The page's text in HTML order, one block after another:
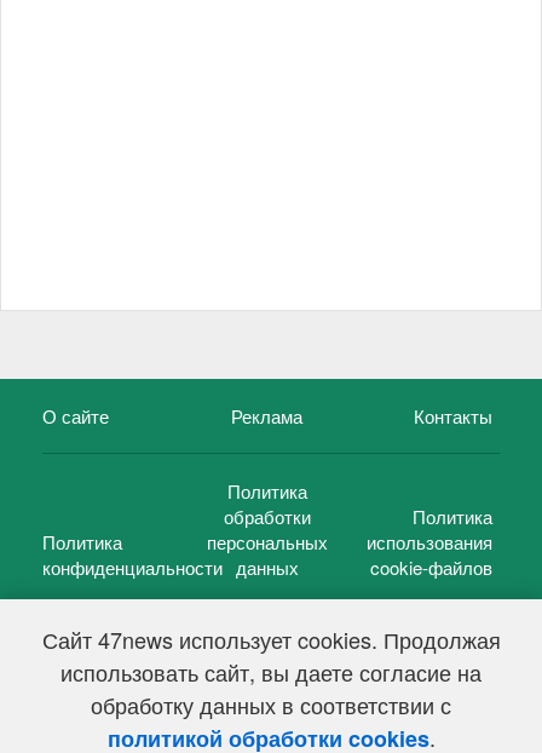
Сайт 47news использует cookies. Продолжая
использовать сайт, вы даете согласие на
обработку данных в соответствии с
политикой обработки cookies.
О сайте Реклама Контакты
Политика
конфиденциальности
Политика
обработки
персональных
данных
Политика
использования
cookie-файлов
47 новостей (47 news)2005 — 2026 г.
Свидетельство о регистрации СМИ Эл № ФС 77-39848, выдано
Федеральной службой по надзору в сфере связи,
информационных технологий и массовых коммуникаций